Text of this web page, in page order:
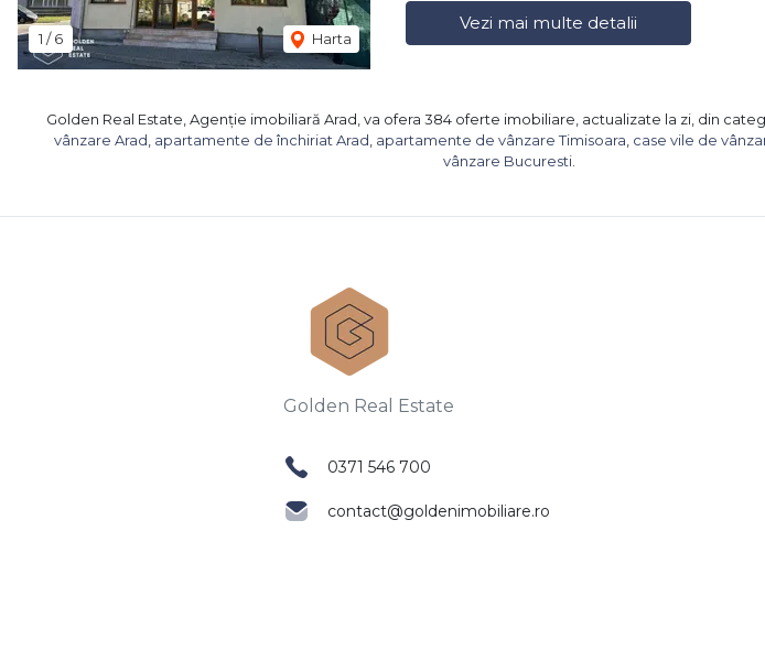
1 /6 Harta
Vezi mai multe detalii
Golden Real Estate, Agenție imobiliară Arad, va ofera 384 oferte imobiliare, actualizate la zi, din
vânzare Arad apartamente de închiriat Arad apartamente de vânzare Timisoara case vile de
vânzare Bucuresti.
0371 546 700
contact@goldenimobiliare.ro